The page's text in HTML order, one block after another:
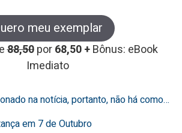
meu exemplar
88,50 por68,50 +Bônus: eBook
Imediato
na notícia, portanto, não há como…
em 7 de Outubro